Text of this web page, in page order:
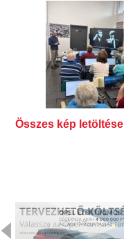
Összes kép letöltése